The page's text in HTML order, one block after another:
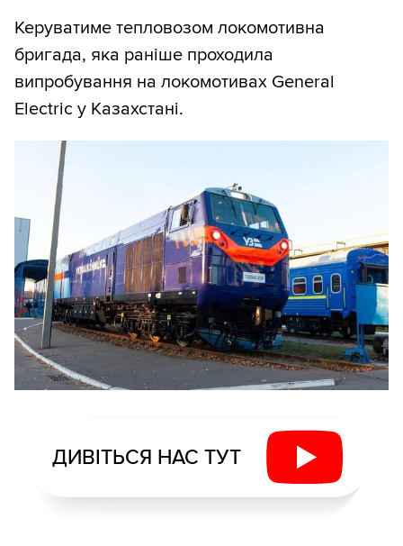
Керуватиме тепловозом локомотивна
бригада, яка раніше проходила
випробування на локомотивах General
Electric у Казахстані.
ДИВІТЬСЯ НАС ТУТ